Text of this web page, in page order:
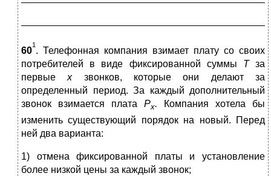
60
1
. Телефонная компания взимает плату со своих
потребителей в виде фиксированной суммы Тза
первыех звонков, которые они делают за
определенный период. За каждый дополнительный
звонок взимается плата Рх.
Компания хотела бы
изменить существующий порядок на новый. Перед
ней два варианта:
1) отмена фиксированной платы и установление
более низкой цены за каждый звонок;